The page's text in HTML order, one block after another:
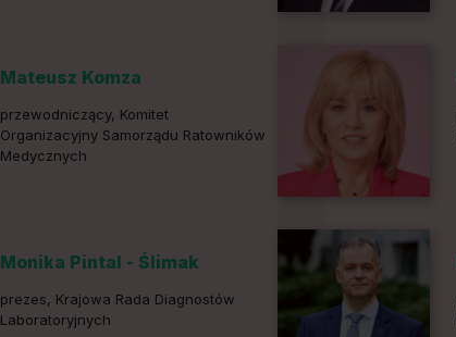
Mateusz Komza
przewodniczący, Komitet
Organizacyjny Samorządu Ratowników
Medycznych
Monika Pintal - Ślimak
prezes, Krajowa Rada Diagnostów
Laboratoryjnych